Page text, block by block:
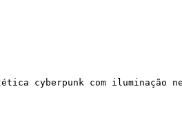
cyberpunk com iluminação